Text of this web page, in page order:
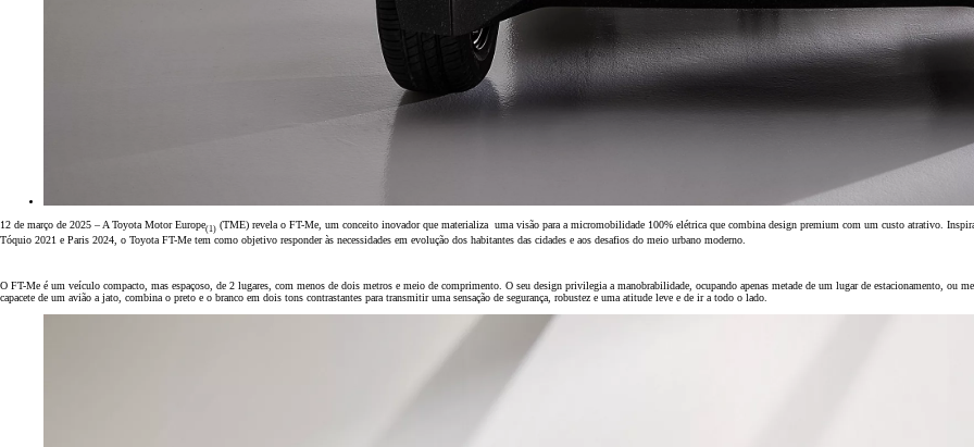
Desde
Desde
Proace City Verso
ELÉTRICO
Desde
Proace
Desde
Proace Max
ELÉTRICO
12 de março de 2025 – A Toyota Motor Europe(1) (TME) revela o FT-Me, um conceito inovador que materializa uma visão para a micromobilidade 100% elétrica que combina design premium com um custo atrativo.
Tóquio 2021 e Paris 2024, o Toyota FT-Me tem como objetivo responder às necessidades em evolução dos habitantes das cidades e aos desafios do meio urbano moderno.
O FT-Me é um veículo compacto, mas espaçoso, de 2 lugares, com menos de dois metros e meio de comprimento. O seu design privilegia a manobrabilidade, ocupando apenas metade de um lugar de estacionamento,
capacete de um avião a jato, combina o preto e o branco em dois tons contrastantes para transmitir uma sensação de segurança, robustez e uma atitude leve e de ir a todo o lado.